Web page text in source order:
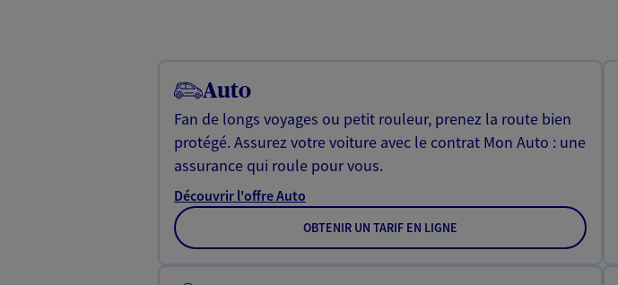
Auto
Fan de longs voyages ou petit rouleur, prenez la route bien
protégé. Assurez votre voiture avec le contrat Mon Auto : une
assurance qui roule pour vous.
Découvrir l'offre Auto
OBTENIR UN TARIF EN LIGNE